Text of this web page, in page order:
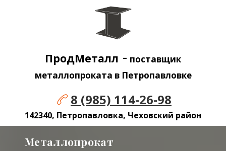
ПродМеталл - поставщик
металлопроката в Петропавловке
8 (985) 114-26-98
142340, Петропавловка, Чеховский район
Металлопрокат